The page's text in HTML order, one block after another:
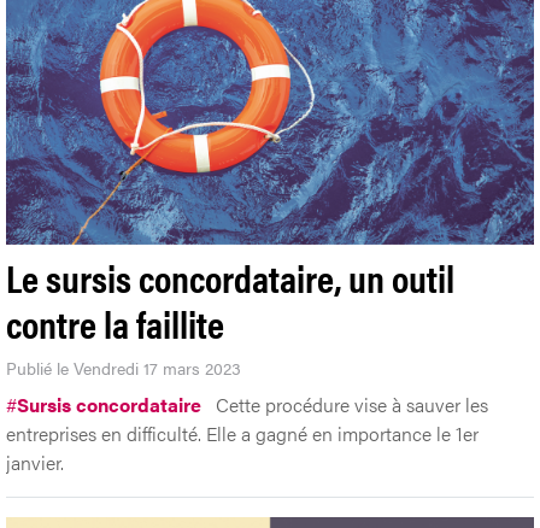
Le sursis concordataire, un outil
contre la faillite
Publié le Vendredi 17 mars 2023
#Sursis concordataire Cette procédure vise à sauver les
entreprises en difficulté. Elle a gagné en importance le 1er
janvier.